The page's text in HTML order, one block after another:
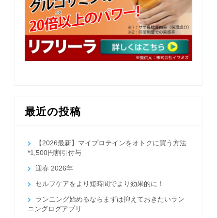
最近の投稿
【2026最新】マイプロテインをオトクに買う方法
*1,500円割引付与
迎春 2026年
セルフケアをより短時間でより効果的に！
ランニング始めるならまずは抑えておきたいラン
ニングログアプリ